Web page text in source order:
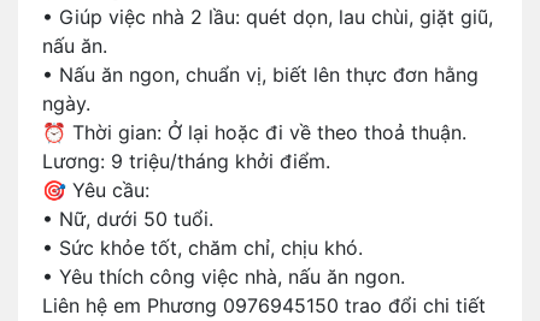
• Giúp việc nhà 2 lầu: quét dọn, lau chùi, giặt giũ,
nấu ăn.
• Nấu ăn ngon, chuẩn vị, biết lên thực đơn hằng
ngày.
⏰ Thời gian: Ở lại hoặc đi về theo thoả thuận.
Lương: 9 triệu/tháng khởi điểm.
🎯 Yêu cầu:
• Nữ, dưới 50 tuổi.
• Sức khỏe tốt, chăm chỉ, chịu khó.
• Yêu thích công việc nhà, nấu ăn ngon.
Liên hệ em Phương 0976945150 trao đổi chi tiết